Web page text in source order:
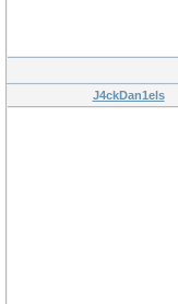
J4ckDan1els